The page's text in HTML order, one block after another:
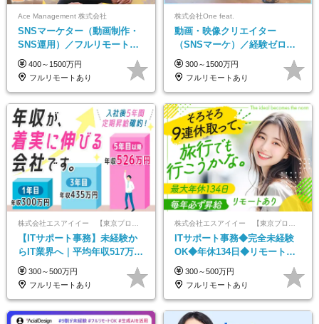
Ace Management 株式会社
SNSマーケター（動画制作・
SNS運用）／フルリモートOK
／未経験歓迎【モットーは…
遊び感覚で仕事をする♪】
400～1500万円
フルリモートあり
株式会社One feat.
動画・映像クリエイター
（SNSマーケ）／経験ゼロか
ら一流へ／フルリモートOK／
月給30万円～／年休130日以上
300～1500万円
フルリモートあり
【ITサポート事務】未経験か
らIT業界へ｜平均年収517万円
｜ホワイト企業認定｜年休134
日｜リモートOK
300～500万円
フルリモートあり
ITサポート事務◆完全未経験
OK◆年休134日◆リモート
OK◆残業月7h以下◆賞与年3
回◆5年目まで必ず昇給
300～500万円
フルリモートあり